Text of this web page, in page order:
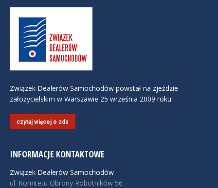
Związek Dealerów Samochodów powstał na zjeździe
założycielskim w Warszawie 25 września 2009 roku.
czytaj więcej o zds
INFORMACJE KONTAKTOWE
Związek Dealerów Samochodów
ul. Komitetu Obrony Robotników 56